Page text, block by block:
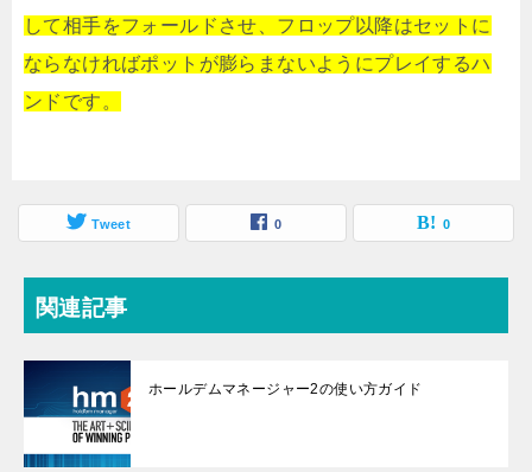
して相手をフォールドさせ、フロップ以降はセットに
ならなければポットが膨らまないようにプレイするハ
ンドです。
Tweet 0 0
関連記事
ホールデムマネージャー2の使い方ガイド